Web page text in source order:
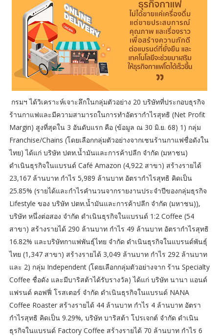
กรมฯ ได้วิเคราะห์เจาะลึกในกลุ่มตัวอย่าง 20 บริษัทที่ประกอบธุรกิจ
ร้านกาแฟและมีความสามารถในการทำอัตรากำไรสุทธิ (Net Profit
Margin) สูงที่สุดใน 3 อันดับแรก คือ (ข้อมูล ณ 30 มิ.ย. 68) 1) กลุ่ม
Franchise/Chains (โดยเลือกกลุ่มตัวอย่างจากเชนร้านกาแฟชื่อดังใน
ไทย) ได้แก่ บริษัท ปตท.น้ำมันและการค้าปลีก จำกัด (มหาชน)
ดำเนินธุรกิจในแบรนด์ Café Amazon (4,922 สาขา) สร้างรายได้
23,167 ล้านบาท กำไร 5,989 ล้านบาท อัตรากำไรสุทธิ คิดเป็น
25.85% (รายได้และกำไรคำนวนจากรายงานประจำปีของกลุ่มธุรกิจ
Lifestyle ของ บริษัท ปตท.น้ำมันและการค้าปลีก จำกัด (มหาชน)),
บริษัท หนึ่งต่อสอง จำกัด ดำเนินธุรกิจในแบรนด์ 1:2 Coffee (54
สาขา) สร้างรายได้ 290 ล้านบาท กำไร 49 ล้านบาท อัตรากำไรสุทธิ
16.82% และบริษัทกาแฟพันธุ์ไทย จำกัด ดำเนินธุรกิจในแบรนด์พันธุ์
ไทย (1,347 สาขา) สร้างรายได้ 3,049 ล้านบาท กำไร 292 ล้านบาท
และ 2) กลุ่ม Independent (โดยเลือกกลุ่มตัวอย่างจาก ร้าน Specialty
Coffee ชื่อดัง และมีบาริสต้าได้รับรางวัล) ได้แก่ บริษัท นานา แอนด์
แฟรนด์ คอฟฟี่ โรสเตอร์ จำกัด ดำเนินธุรกิจในแบรนด์ NANA
Coffee Roaster สร้างรายได้ 44 ล้านบาท กำไร 4 ล้านบาท อัตรา
กำไรสุทธิ คิดเป็น 9.29%, บริษัท บาริสต้า โปรเจกต์ จำกัด ดำเนิน
ธุรกิจในแบรนด์ Factory Coffee สร้างรายได้ 70 ล้านบาท กำไร 6